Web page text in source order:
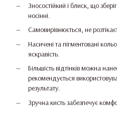
Зносостійкий і блиск, що
носінні.
Самовирівнюється, не
Насичені та пігментовані
яскравість.
Більшість відтінків можна
рекомендується
результату.
Зручна кисть забезпечує